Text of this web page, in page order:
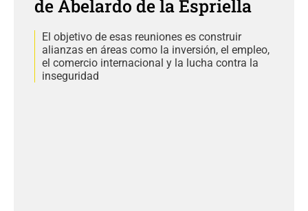
de Abelardo de la Espriella
El objetivo de esas reuniones es construir
alianzas en áreas como la inversión, el empleo,
el comercio internacional y la lucha contra la
inseguridad